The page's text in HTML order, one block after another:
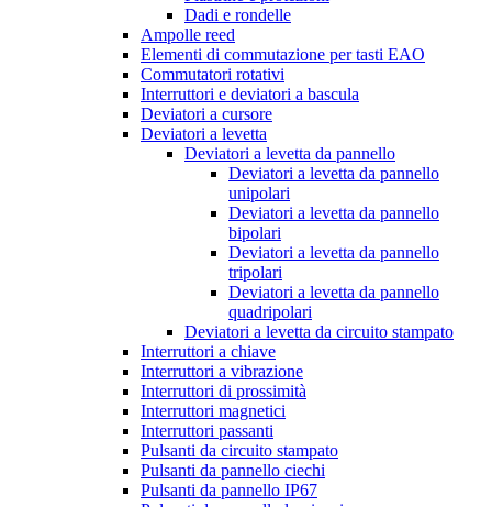
Dadi e rondelle
Ampolle reed
Elementi di commutazione per tasti EAO
Commutatori rotativi
Interruttori e deviatori a bascula
Deviatori a cursore
Deviatori a levetta
Deviatori a levetta da pannello
Deviatori a levetta da pannello
unipolari
Deviatori a levetta da pannello
bipolari
Deviatori a levetta da pannello
tripolari
Deviatori a levetta da pannello
quadripolari
Deviatori a levetta da circuito stampato
Interruttori a chiave
Interruttori a vibrazione
Interruttori di prossimità
Interruttori magnetici
Interruttori passanti
Pulsanti da circuito stampato
Pulsanti da pannello ciechi
Pulsanti da pannello IP67